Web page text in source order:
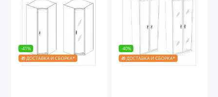
-41%
🎁 ДОСТАВКА И СБОРКА*
-40%
🎁 ДОСТАВКА И СБОРКА*